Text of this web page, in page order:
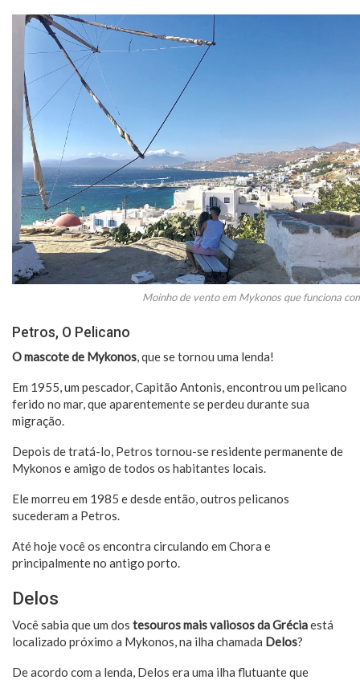
Moinho de vento em Mykonos que funciona
Petros, O Pelicano
O mascote de Mykonos, que se tornou uma lenda!
Em 1955, um pescador, Capitão Antonis, encontrou um pelicano
ferido no mar, que aparentemente se perdeu durante sua
migração.
Depois de tratá-lo, Petros tornou-se residente permanente de
Mykonos e amigo de todos os habitantes locais.
Ele morreu em 1985 e desde então, outros pelicanos
sucederam a Petros.
Até hoje você os encontra circulando em Chora e
principalmente no antigo porto.
Delos
Você sabia que um dos tesouros mais valiosos da Gréciaestá
localizado próximo a Mykonos, na ilha chamada Delos?
De acordo com a lenda, Delos era uma ilha flutuante que